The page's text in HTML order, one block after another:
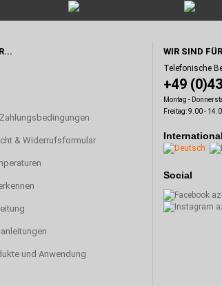
& Widerrufsformular
und Anwendung
WIR SIND
Telefonische
+49
Montag -
Freitag: 9.00 -
International
Social